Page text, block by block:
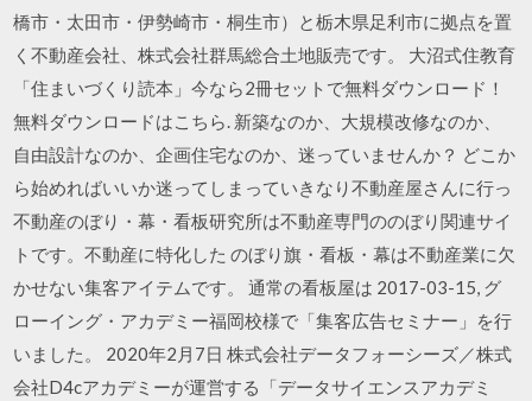
橋市・太田市・伊勢崎市・桐生市）と栃木県足利市に拠点を置
く不動産会社、株式会社群馬総合土地販売です。 大沼式住教育
「住まいづくり読本」今なら2冊セットで無料ダウンロード！
無料ダウンロードはこちら. 新築なのか、大規模改修なのか、
自由設計なのか、企画住宅なのか、迷っていませんか？ どこか
ら始めればいいか迷ってしまっていきなり不動産屋さんに行っ
不動産のぼり・幕・看板研究所は不動産専門ののぼり関連サイ
トです。不動産に特化した のぼり旗・看板・幕は不動産業に欠
かせない集客アイテムです。 通常の看板屋は 2017-03-15, グ
ローイング・アカデミー福岡校様で「集客広告セミナー」を行
いました。 2020年2月7日 株式会社データフォーシーズ／株式
会社D4cアカデミーが運営する「データサイエンスアカデミ